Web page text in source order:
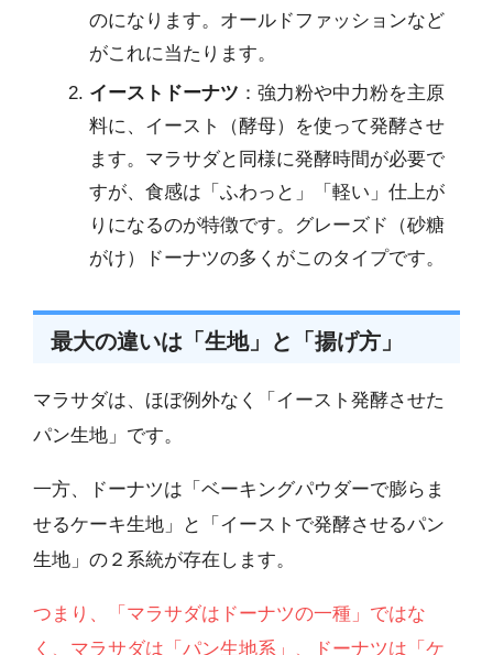
のになります。オールドファッションなど
がこれに当たります。
イーストドーナツ ：強力粉や中力粉を主原
料に、イースト（酵母）を使って発酵させ
ます。マラサダと同様に発酵時間が必要で
すが、食感は「ふわっと」「軽い」仕上が
りになるのが特徴です。グレーズド（砂糖
がけ）ドーナツの多くがこのタイプです。
最大の違いは「生地」と「揚げ方」
マラサダは、ほぼ例外なく「イースト発酵させた
パン生地」です。
一方、ドーナツは「ベーキングパウダーで膨らま
せるケーキ生地」と「イーストで発酵させるパン
生地」の２系統が存在します。
つまり、「マラサダはドーナツの一種」ではな
く、マラサダは「パン生地系」、ドーナツは「ケ